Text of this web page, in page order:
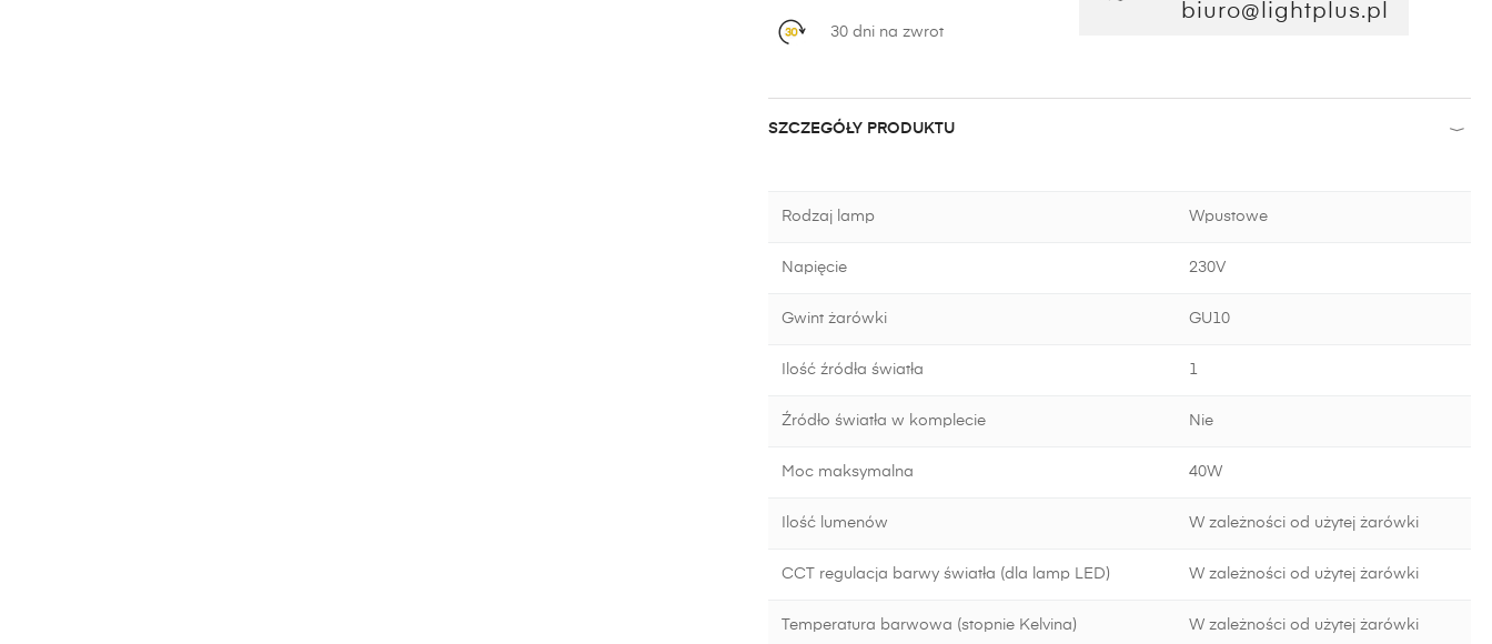
30 dni na zwrot
biuro@lightplus.pl
SZCZEGÓŁY PRODUKTU
Rodzaj lamp Wpustowe
Napięcie 230V
Gwint żarówki GU10
Ilość źródła światła 1
Źródło światła w komplecie Nie
Moc maksymalna 40W
Ilość lumenów W zależności od użytej żarówki
CCT regulacja barwy światła (dla lamp LED) W zależności od użytej żarówki
Temperatura barwowa (stopnie Kelvina) W zależności od użytej żarówki